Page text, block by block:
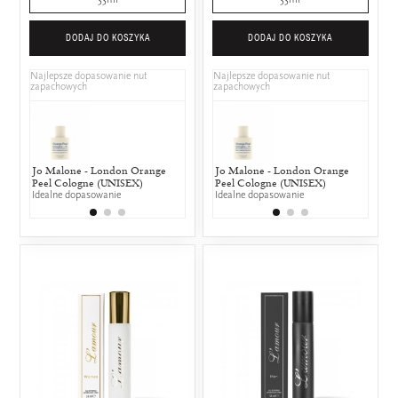
DODAJ DO KOSZYKA
Najlepsze dopasowanie nut
zapachowych
Jo Malone - London Orange
Peel Cologne (UNISEX)
Idealne dopasowanie
Michael Kors - Wonderlust
25% wspólnych nut zapachowych
Coach -
DODAJ DO KOSZYKA
Najlepsze dopasowanie nut
zapachowych
Jo Malone - London Orange
Peel Cologne (UNISEX)
Idealne dopasowanie